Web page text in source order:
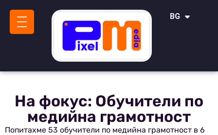
BG
SR
На фокус: Обучители по
медийна грамотност
Попитахме 53 обучители по медийна грамотност в 6